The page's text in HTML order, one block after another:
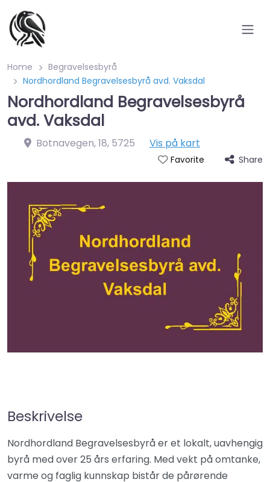
Home
Begravelsesbyrå
Nordhordland Begravelsesbyrå avd. Vaksdal
Nordhordland Begravelsesbyrå
avd. Vaksdal
Botnavegen, 18, 5725 Vis på kart
Favorite Share
Beskrivelse
Nordhordland Begravelsesbyrå er et lokalt, uavhengig
byrå med over 25 års erfaring. Med vekt på omtanke,
varme og faglig kunnskap bistår de pårørende